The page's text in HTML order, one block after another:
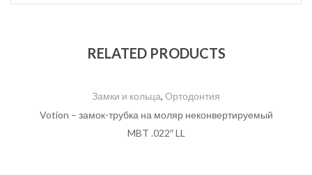
RELATED PRODUCTS
Замки и кольца, Ортодонтия
Votion – замок-трубка на моляр неконвертируемый
MBT .022″ LL